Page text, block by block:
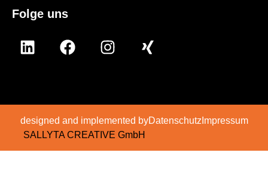
Folge uns
designed and implemented by
SALLYTA CREATIVE GmbH
Datenschutz Impressum